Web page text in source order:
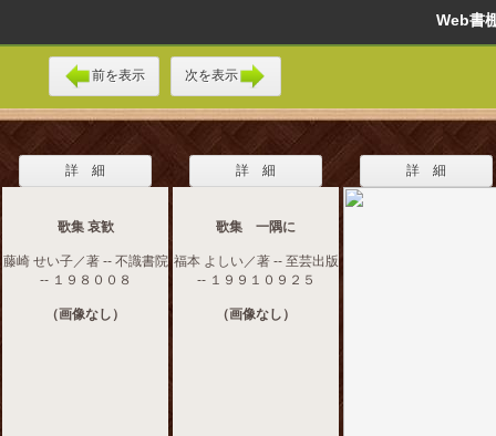
Web
前を表示 次を表示
詳 細
歌集 哀歓
藤崎 せい子／著 -- 不識書院
-- １９８００８
（画像なし）
詳 細
歌集 一隅に
福本 よしい／著 -- 至芸出版
-- １９９１０９２５
（画像なし）
詳 細